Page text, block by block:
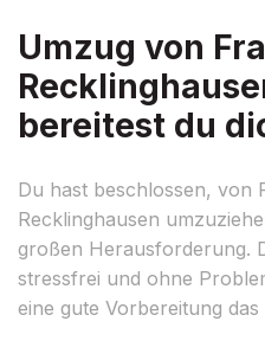
Umzug von
bereitest du
Du hast beschlossen, von
Recklinghausen
großen Herausforderung.
stressfrei und ohne
eine gute Vorbereitung das